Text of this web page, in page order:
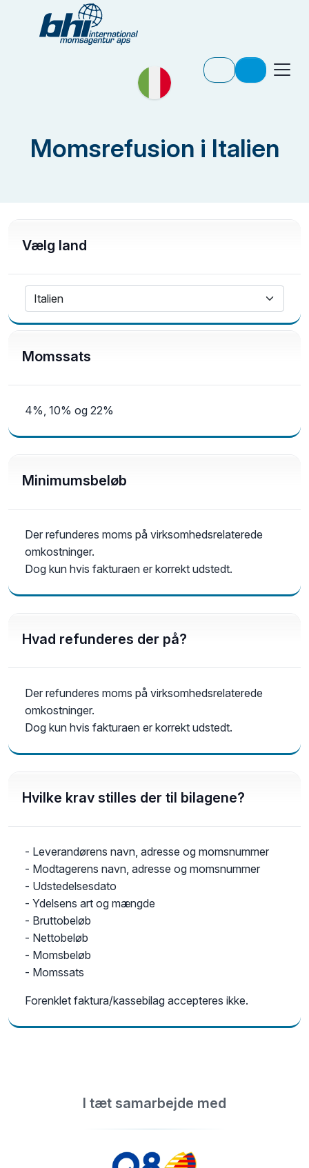
Momsrefusion i Italien
Momssats
4%, 10% og 22%
Minimumsbeløb
Der refunderes moms på virksomhedsrelaterede
omkostninger.
Dog kun hvis fakturaen er korrekt udstedt.
Hvad refunderes der på?
Der refunderes moms på virksomhedsrelaterede
omkostninger.
Dog kun hvis fakturaen er korrekt udstedt.
Hvilke krav stilles der til bilagene?
- Leverandørens navn, adresse og momsnummer
- Modtagerens navn, adresse og momsnummer
- Udstedelsesdato
- Ydelsens art og mængde
- Bruttobeløb
- Nettobeløb
- Momsbeløb
- Momssats
Forenklet faktura/kassebilag accepteres ikke.
Vælg land
Italien
I tæt samarbejde med